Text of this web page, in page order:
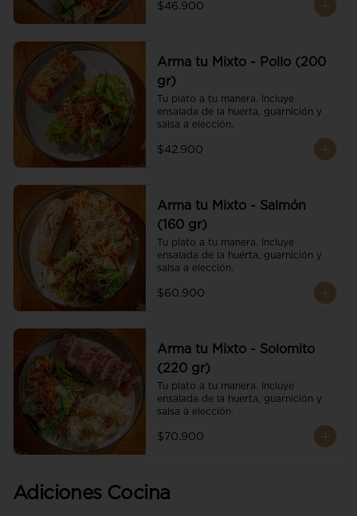
$46.900
Arma tu Mixto - Pollo (200
gr)
Tu plato a tu manera. Incluye
ensalada de la huerta, guarnición y
salsa a elección.
$42.900
Arma tu Mixto - Salmón
(160 gr)
Tu plato a tu manera. Incluye
ensalada de la huerta, guarnición y
salsa a elección.
$60.900
Arma tu Mixto - Solomito
(220 gr)
Tu plato a tu manera. Incluye
ensalada de la huerta, guarnición y
salsa a elección.
$70.900
Adiciones Cocina